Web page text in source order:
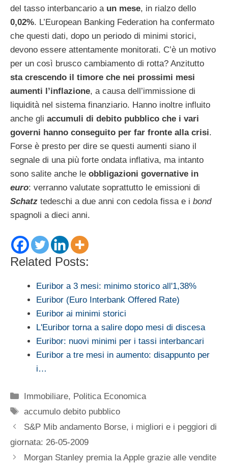
del tasso interbancario a un mese, in rialzo dello
0,02%. L’European Banking Federation ha confermato
che questi dati, dopo un periodo di minimi storici,
devono essere attentamente monitorati. C’è un motivo
per un così brusco cambiamento di rotta? Anzitutto
sta crescendo il timore che nei prossimi mesi
aumenti l’inflazione, a causa dell’immissione di
liquidità nel sistema finanziario. Hanno inoltre influito
anche gli accumuli di debito pubblico che i vari
governi hanno conseguito per far fronte alla crisi.
Forse è presto per dire se questi aumenti siano il
segnale di una più forte ondata inflativa, ma intanto
sono salite anche le obbligazioni governative in
euro: verranno valutate soprattutto le emissioni di
Schatz tedeschi a due anni con cedola fissa e i bond
spagnoli a dieci anni.
Related Posts:
Euribor a 3 mesi: minimo storico all'1,38%
Euribor (Euro Interbank Offered Rate)
Euribor ai minimi storici
L'Euribor torna a salire dopo mesi di discesa
Euribor: nuovi minimi per i tassi interbancari
Euribor a tre mesi in aumento: disappunto per
i…
Categorie
Immobiliare, Politica Economica
Tag
accumulo debito pubblico
S&P Mib andamento Borse, i migliori e i peggiori di
giornata: 26-05-2009
Morgan Stanley premia la Apple grazie alle vendite